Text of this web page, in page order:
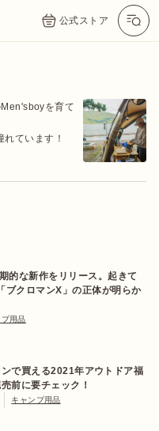
公式ストア
を育て
ています！
的な新作をリリース。起きて
ブクロマンX」の正体が明らか
用品
で買える2021年アウトドア福
前に要チェック！
キャンプ用品